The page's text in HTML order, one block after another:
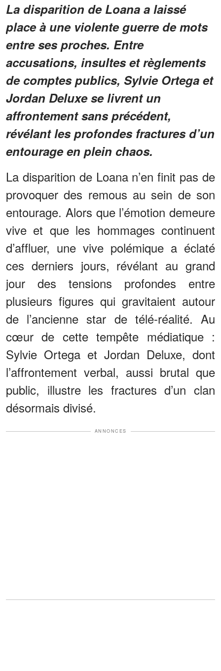
La disparition de Loana a laissé
place à une violente guerre de mots
entre ses proches. Entre
accusations, insultes et règlements
de comptes publics, Sylvie Ortega et
Jordan Deluxe se livrent un
affrontement sans précédent,
révélant les profondes fractures d’un
entourage en plein chaos.
La disparition de Loana n’en finit pas de
provoquer des remous au sein de son
entourage. Alors que l’émotion demeure
vive et que les hommages continuent
d’affluer, une vive polémique a éclaté
ces derniers jours, révélant au grand
jour des tensions profondes entre
plusieurs figures qui gravitaient autour
de l’ancienne star de télé-réalité. Au
cœur de cette tempête médiatique :
Sylvie Ortega et Jordan Deluxe, dont
l’affrontement verbal, aussi brutal que
public, illustre les fractures d’un clan
désormais divisé.
ANNONCES